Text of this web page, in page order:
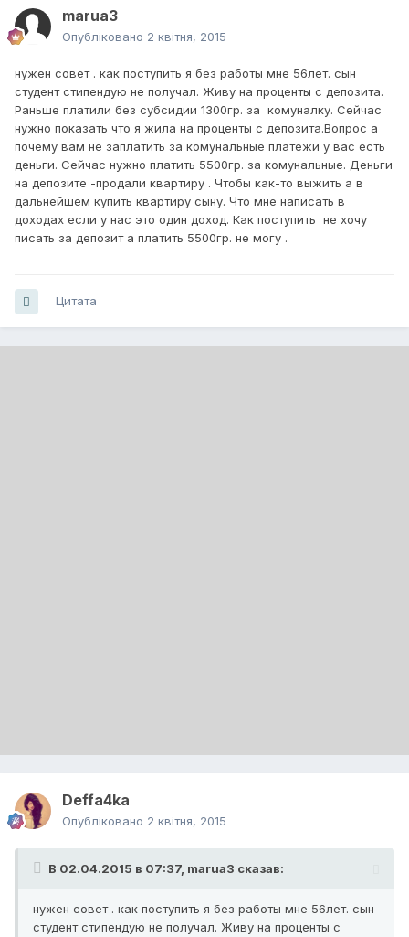
marua3
Опубліковано 2 квітня, 2015
нужен совет . как поступить я без работы мне 56лет. сын
студент стипендую не получал. Живу на проценты с депозита.
Раньше платили без субсидии 1300гр. за комуналку. Сейчас
нужно показать что я жила на проценты с депозита.Вопрос а
почему вам не заплатить за комунальные платежи у вас есть
деньги. Сейчас нужно платить 5500гр. за комунальные. Деньги
на депозите -продали квартиру . Чтобы как-то выжить а в
дальнейшем купить квартиру сыну. Что мне написать в
доходах если у нас это один доход. Как поступить не хочу
писать за депозит а платить 5500гр. не могу .
Цитата
Deffa4ka
Опубліковано 2 квітня, 2015
В 02.04.2015 в 07:37, marua3 сказав:
нужен совет . как поступить я без работы мне 56лет. сын
студент стипендую не получал. Живу на проценты с